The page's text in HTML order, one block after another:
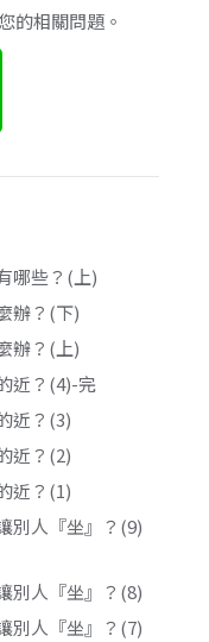
的相關問題。
哪些？(上)
辦？(下)
辦？(上)
近？(4)-完
近？(3)
近？(2)
近？(1)
別人『坐』？(9)
別人『坐』？(8)
別人『坐』？(7)